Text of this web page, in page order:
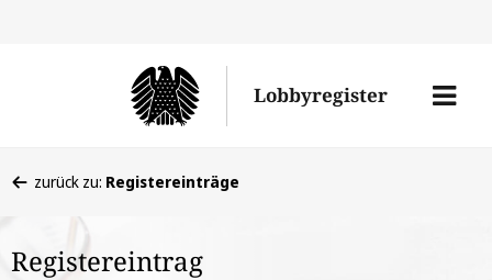
Lobbyregister
Menü
befinden
hier:
zurück zu: Registereinträge
Registereintrag